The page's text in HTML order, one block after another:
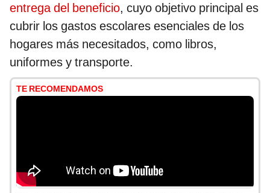
entrega del beneficio, cuyo objetivo principal es
cubrir los gastos escolares esenciales de los
hogares más necesitados, como libros,
uniformes y transporte.
TE RECOMENDAMOS